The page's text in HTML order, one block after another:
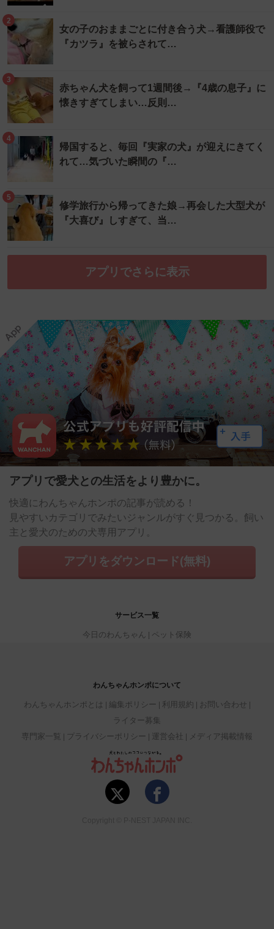
2
女の子のおままごとに付き合う犬→看護師役で
『カツラ』を被らされて…
3
赤ちゃん犬を飼って1週間後→『4歳の息子』に
懐きすぎてしまい…反則…
4
帰国すると、毎回『実家の犬』が迎えにきてく
れて…気づいた瞬間の『…
5
修学旅行から帰ってきた娘→再会した大型犬が
『大喜び』しすぎて、当…
アプリでさらに表示
アプリで愛犬との生活をより豊かに。
快適にわんちゃんホンポの記事が読める！
見やすいカテゴリでみたいジャンルがすぐ見つかる。飼い
主と愛犬のための犬専用アプリ。
アプリをダウンロード(無料)
サービス一覧
今日のわんちゃん ペット保険
わんちゃんホンポについて
わんちゃんホンポとは 編集ポリシー 利用規約
お問い合わせ
ライター募集
専門家一覧
プライバシーポリシー 運営会社 メディア掲載情報